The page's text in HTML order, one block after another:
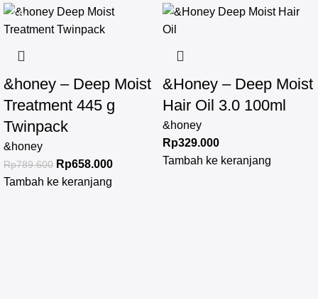
-17%
&honey – Deep Moist
Treatment 445 g
Twinpack
&honey
Rp789.600 Rp658.000
Tambah ke keranjang
&Honey – Deep Moist
Hair Oil 3.0 100ml
&honey
Rp329.000
Tambah ke keranjang